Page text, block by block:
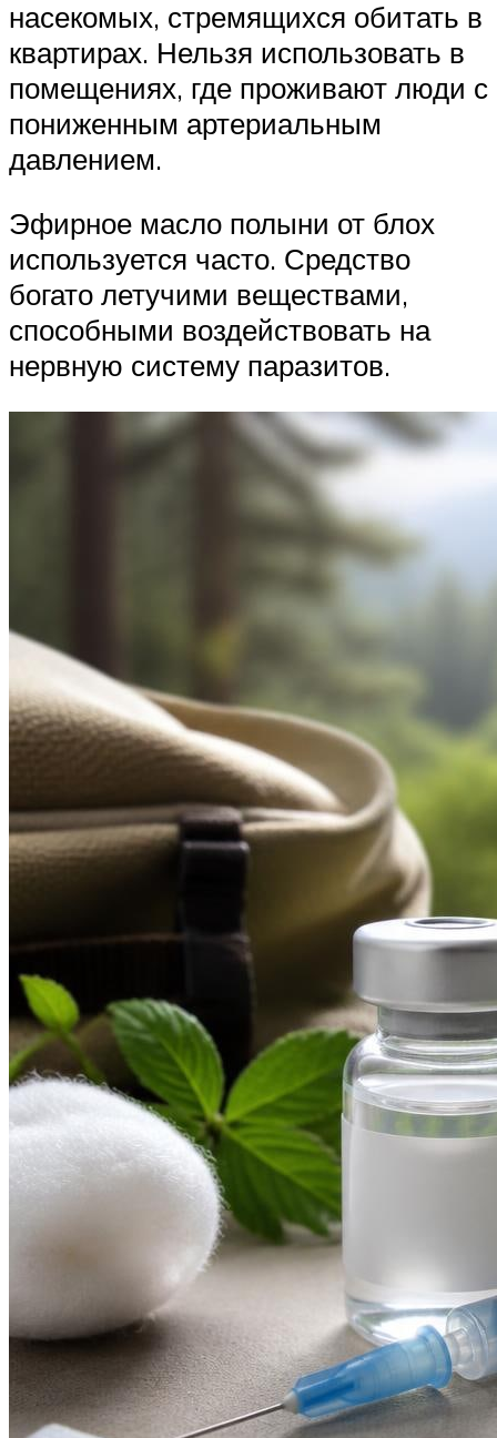
насекомых, стремящихся обитать в
квартирах. Нельзя использовать в
помещениях, где проживают люди с
пониженным артериальным
давлением.
Эфирное масло полыни от блох
используется часто. Средство
богато летучими веществами,
способными воздействовать на
нервную систему паразитов.